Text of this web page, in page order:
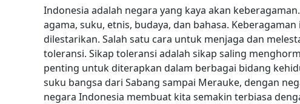
Indonesia adalah negara yang kaya akan
agama, suku, etnis, budaya, dan bahasa.
dilestarikan. Salah satu cara untuk menjaga dan
toleransi. Sikap toleransi adalah sikap saling
penting untuk diterapkan dalam berbagai bidang
suku bangsa dari Sabang sampai Merauke, dengan
negara Indonesia membuat kita semakin terbiasa